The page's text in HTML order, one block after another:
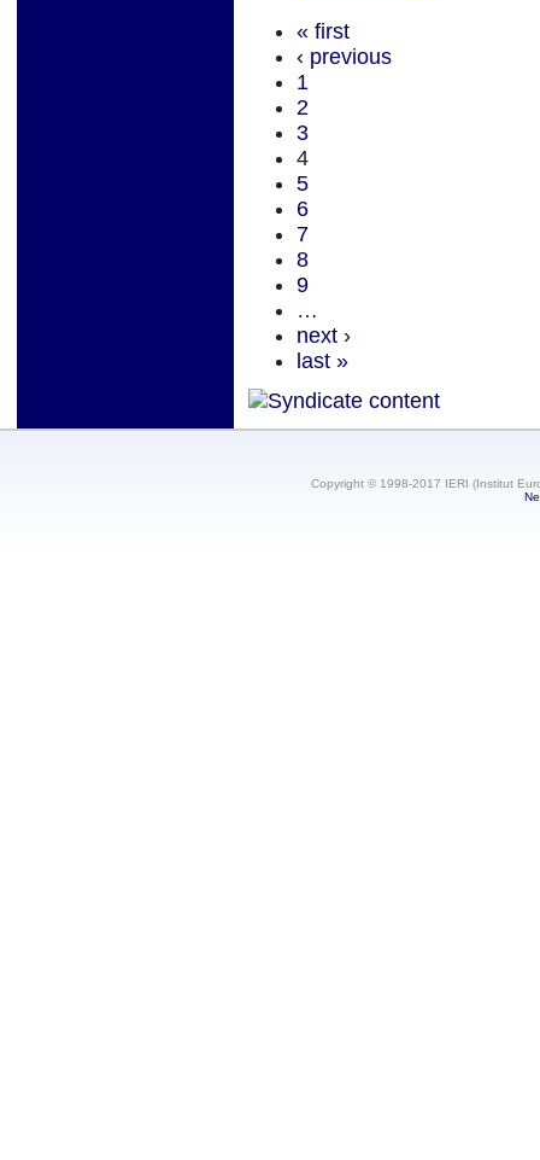
« first
‹ previous
1
2
3
4
5
6
7
8
9
…
next ›
last »
Copyright © 1998-2017 IERI (Institut